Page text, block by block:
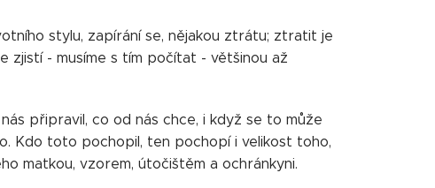
stylu, zapírání se, nějakou ztrátu; ztratit je
zjistí - musíme s tím počítat - většinou až
připravil, co od nás chce, i když se to může
Kdo toto pochopil, ten pochopí i velikost toho,
matkou, vzorem, útočištěm a ochránkyni.